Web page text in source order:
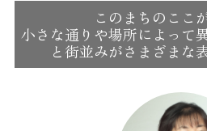
このまちのここ
小さな通りや場所によって
と街並みがさまざまな